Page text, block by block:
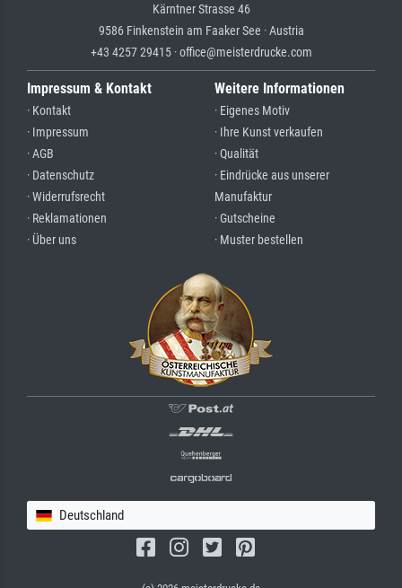
Kärntner Strasse 46
9586 Finkenstein am Faaker See · Austria
+43 4257 29415 · office@meisterdrucke.com
Impressum & Kontakt
· Kontakt
· Impressum
· AGB
· Datenschutz
· Widerrufsrecht
· Reklamationen
· Über uns
Weitere Informationen
· Eigenes Motiv
· Ihre Kunst verkaufen
· Qualität
· Eindrücke aus unserer
Manufaktur
· Gutscheine
· Muster bestellen
Deutschland